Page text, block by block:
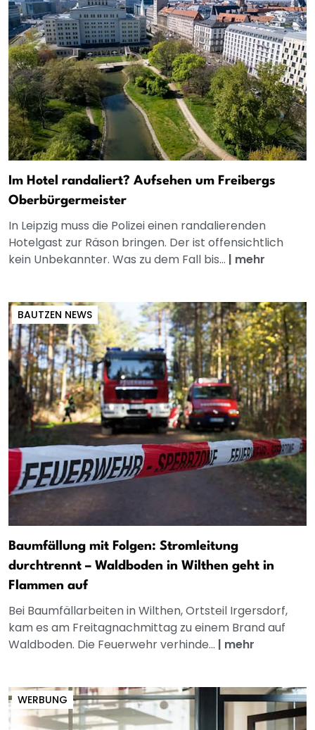
Im Hotel randaliert? Aufsehen um Freibergs
Oberbürgermeister
In Leipzig muss die Polizei einen randalierenden
Hotelgast zur Räson bringen. Der ist offensichtlich
kein Unbekannter. Was zu dem Fall bis... | mehr
BAUTZEN NEWS
Baumfällung mit Folgen: Stromleitung
durchtrennt – Waldboden in Wilthen geht in
Flammen auf
Bei Baumfällarbeiten in Wilthen, Ortsteil Irgersdorf,
kam es am Freitagnachmittag zu einem Brand auf
Waldboden. Die Feuerwehr verhinde... | mehr
WERBUNG